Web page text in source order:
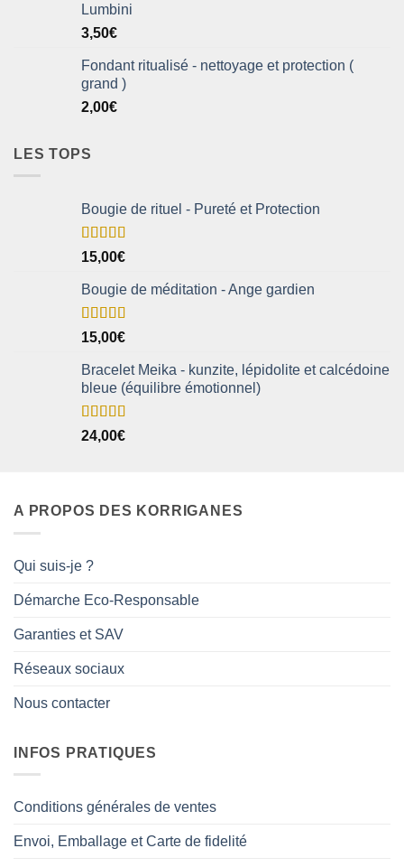
Lumbini
3,50€
Fondant ritualisé - nettoyage et protection (
grand )
2,00€
LES TOPS
Bougie de rituel - Pureté et Protection
Note5.00
sur 5
15,00€
Bougie de méditation - Ange gardien
Note5.00
sur 5
15,00€
Bracelet Meika - kunzite, lépidolite et calcédoine
bleue (équilibre émotionnel)
Note5.00
sur 5
24,00€
A PROPOS DES KORRIGANES
Qui suis-je ?
Démarche Eco-Responsable
Garanties et SAV
Réseaux sociaux
Nous contacter
INFOS PRATIQUES
Conditions générales de ventes
Envoi, Emballage et Carte de fidelité